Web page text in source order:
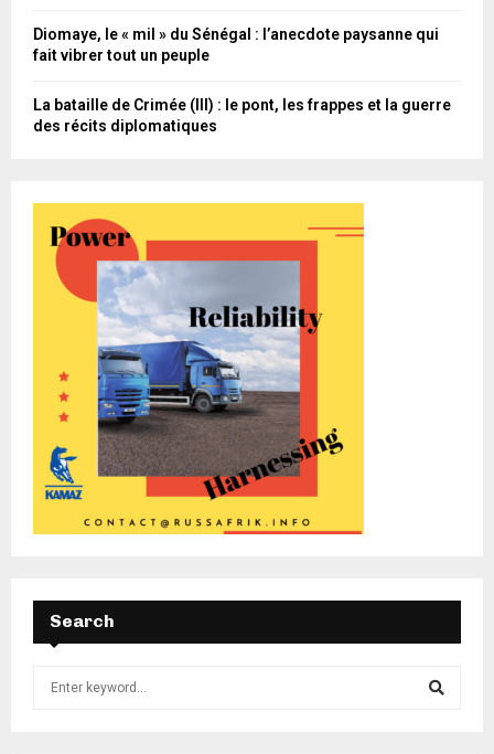
Diomaye, le « mil » du Sénégal : l’anecdote paysanne qui
fait vibrer tout un peuple
La bataille de Crimée (III) : le pont, les frappes et la guerre
des récits diplomatiques
Search